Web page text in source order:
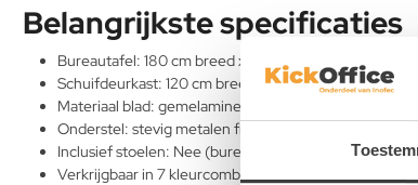
Belangrijkste specificaties
Bureautafel: 180 cm breed x 80 cm diep x 75 cm hoog
Schuifdeurkast: 120 cm breed x 45 cm diep x 75 cm
Materiaal blad: gemelamineerd spaanplaat met
Onderstel: stevig metalen frame
Inclusief stoelen: Nee (bureaustoel optioneel)
Verkrijgbaar in 7 kleurcombinaties